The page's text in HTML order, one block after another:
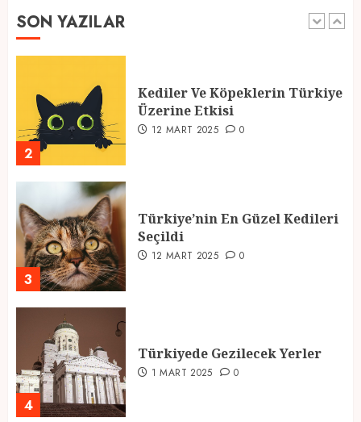
SON YAZILAR
1
2
Kediler Ve Köpeklerin Türkiye
Üzerine Etkisi
12 MART 2025 0
3
Türkiye’nin En Güzel Kedileri
Seçildi
12 MART 2025 0
4
Türkiyede Gezilecek Yerler
1 MART 2025 0